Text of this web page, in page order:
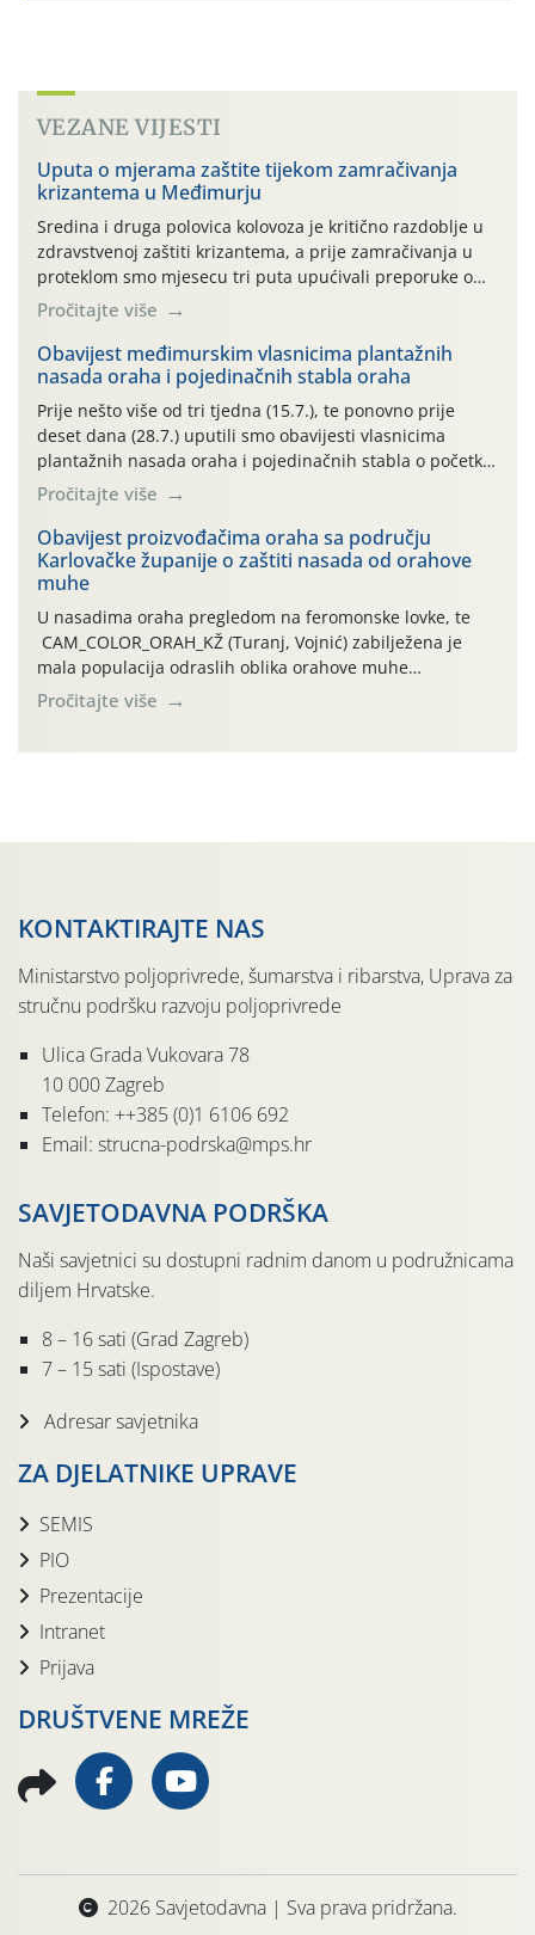
VEZANE VIJESTI
Uputa o mjerama zaštite tijekom zamračivanja
krizantema u Međimurju
Sredina i druga polovica kolovoza je kritično razdoblje u
zdravstvenoj zaštiti krizantema, a prije zamračivanja u
proteklom smo mjesecu tri puta upućivali preporuke o
preventivnim mjerama zaštite krizantema od najčešćih
uzročnika bolesti, štetnika i fito-fagnih grinja (23.7., 14.7.,
06.7.)! Na početku ovog mjeseca je zabilježeno je
povijesno i ekstremno vruće meteorološko razdoblje, uz
najviše temperature […]
Pročitajte više
Obavijest međimurskim vlasnicima plantažnih
nasada oraha i pojedinačnih stabla oraha
Prije nešto više od tri tjedna (15.7.), te ponovno prije
deset dana (28.7.) uputili smo obavijesti vlasnicima
plantažnih nasada oraha i pojedinačnih stabla o početku
leta i ovogodišnjoj potrebi usmjerenog suzbijanja
orahove muhe (Rhagoletis completa)! Već dvanaest dana
traje drugi ovogodišnji “toplinski udar”, koji naročito
izražen zadnja šest dana (31.7.-05.8.), jer najviše
temperature zraka svakodnevno […]
Pročitajte više
Obavijest proizvođačima oraha sa području
Karlovačke županije o zaštiti nasada od orahove
muhe
U nasadima oraha pregledom na feromonske lovke, te
CAM_COLOR_ORAH_KŽ (Turanj, Vojnić) zabilježena je
mala populacija odraslih oblika orahove muhe
(Rhagoletis completa). Niska brojnost može se objasniti
činjenicom da je riječ o mladim nasadima s vrlo malim
Pročitajte više
KONTAKTIRAJTE NAS
Ministarstvo poljoprivrede, šumarstva i ribarstva, Uprava za
stručnu podršku razvoju poljoprivrede
Ulica Grada Vukovara 78
10 000 Zagreb
Telefon: ++385 (0)1 6106 692
Email: strucna-podrska@mps.hr
SAVJETODAVNA PODRŠKA
Naši savjetnici su dostupni radnim danom u podružnicama
diljem Hrvatske.
8 – 16 sati (Grad Zagreb)
7 – 15 sati (Ispostave)
Adresar savjetnika
ZA DJELATNIKE UPRAVE
SEMIS
PIO
Prezentacije
Intranet
Prijava
DRUŠTVENE MREŽE
2026 Savjetodavna | Sva prava pridržana.